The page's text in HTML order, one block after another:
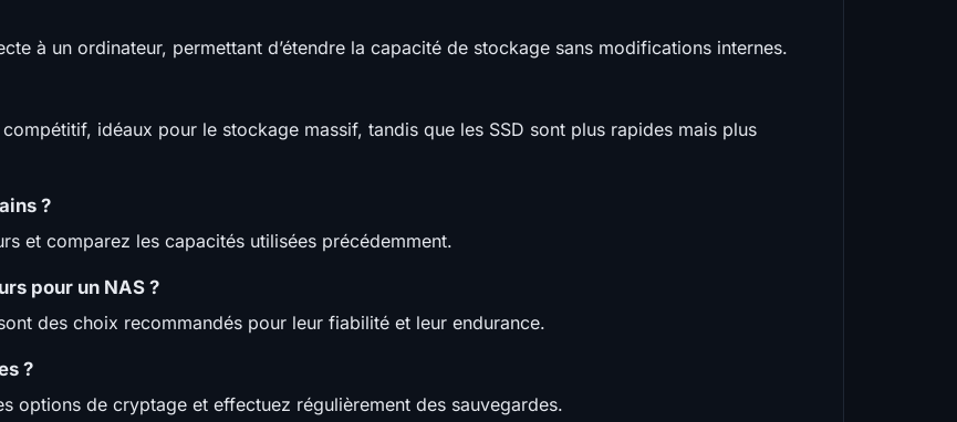
à un ordinateur, permettant d’étendre la capacité de stockage sans modifications internes.
idéaux pour le stockage massif, tandis que les SSD sont plus rapides mais plus
?
et comparez les capacités utilisées précédemment.
pour un NAS ?
des choix recommandés pour leur fiabilité et leur endurance.
?
options de cryptage et effectuez régulièrement des sauvegardes.